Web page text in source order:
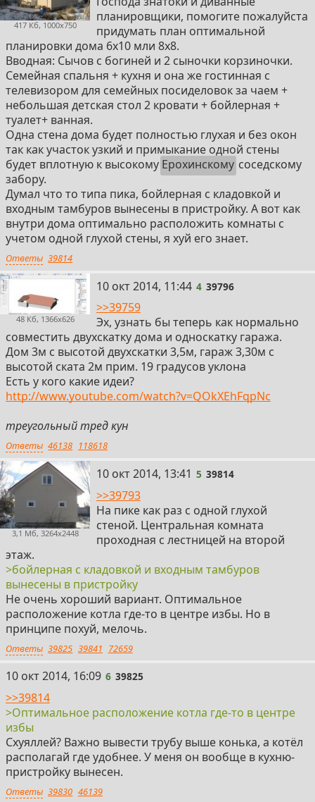
417 Кб, 1000x750
планировщики, помогите пожалуйста
придумать план оптимальной
планировки дома 6х10 мли 8х8.
Вводная: Сычов с богиней и 2 сыночки корзиночки.
Семейная спальня + кухня и она же гостинная с
телевизором для семейных посиделовок за чаем +
небольшая детская стол 2 кровати + бойлерная +
туалет+ ванная.
Одна стена дома будет полностью глухая и без окон
так как участок узкий и примыкание одной стены
будет вплотную к высокому Ерохинскому соседскому
забору.
Думал что то типа пика, бойлерная с кладовкой и
входным тамбуров вынесены в пристройку. А вот как
внутри дома оптимально расположить комнаты с
учетом одной глухой стены, я хуй его знает.
Ответы 39814
48 Кб, 1366x626
4
10 окт 2014, 11:44 4 39796
>>39759
Эх, узнать бы теперь как нормально
совместить двухскатку дома и односкатку гаража.
Дом 3м с высотой двухскатки 3,5м, гараж 3,30м с
высотой ската 2м прим. 19 градусов уклона
Есть у кого какие идеи?
http://www.youtube.com/watch?v=QOkXEhFqpNc
треугольный тред кун
Ответы 46138 118618
3,1 Мб, 3264x2448
5
10 окт 2014, 13:41 5 39814
>>39793
На пике как раз с одной глухой
стеной. Центральная комната
проходная с лестницей на второй
этаж.
>бойлерная с кладовкой и входным тамбуров
вынесены в пристройку
Не очень хороший вариант. Оптимальное
расположение котла где-то в центре избы. Но в
принципе похуй, мелочь.
Ответы 39825 39841 72659
6
10 окт 2014, 16:09 6 39825
>>39814
>Оптимальное расположение котла где-то в центре
избы
Схуяллей? Важно вывести трубу выше конька, а котёл
располагай где удобнее. У меня он вообще в кухню-
пристройку вынесен.
Ответы 39830 46139